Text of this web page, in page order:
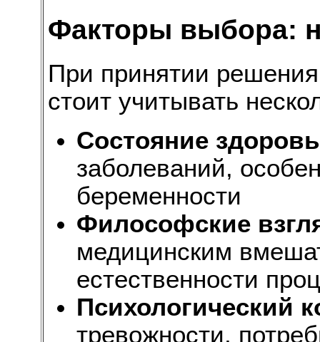
Факторы выбора:
При принятии
стоит учитывать
Состояние
заболеваний,
беременности
Философские
медицинским
естественности
Психологический
тревожности,